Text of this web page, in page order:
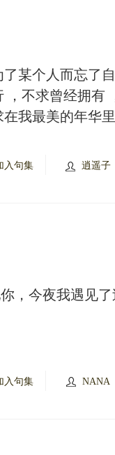
某个人而忘了自
不求曾经拥有
我最美的年华里
入句集 逍遥子
，今夜我遇见
入句集 NANA